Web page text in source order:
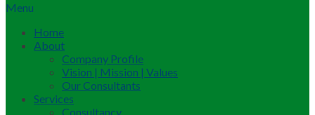
Menu
Home
About
Company Profile
Vision | Mission | Values
Our Consultants
Services
Consultancy